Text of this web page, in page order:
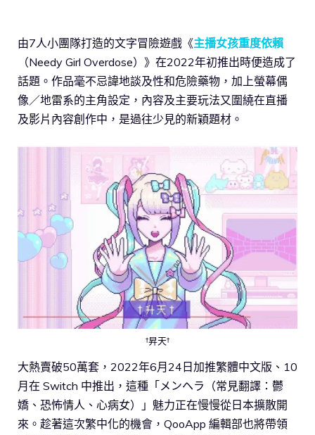
由7人小團隊打造的文字冒險遊戲《主播女孩重度依賴
（Needy Girl Overdose）》在2022年初推出時便造成了
話題。作品毫不忌諱地談及性和危險藥物，加上螢幕偶
像／地雷系的主角設定，內容及主要玩法又圍繞在直播
及影片內容創作中，是過往少見的新穎題材。
†昇天†
大熱賣破50萬套，2022年6月24日加推繁體中文版、10
月在 Switch 中推出，這種「メンヘラ（常見翻譯：鬱
嬌、恐怖情人、心病女）」魅力正在慢慢從日本擴散開
來。趁著這次繁中化的機會，QooApp 編輯部也將帶領